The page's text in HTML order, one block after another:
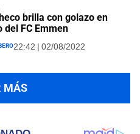
brilla con golazo en
FC Emmen
22:42 | 02/08/2022
MÁS